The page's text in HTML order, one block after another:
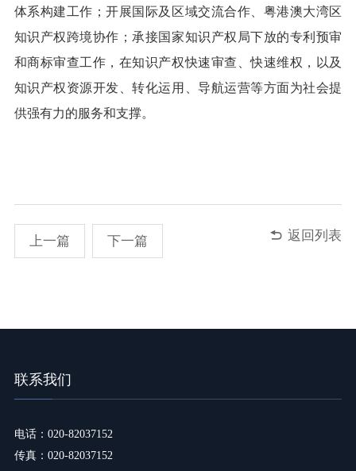
体系构建工作；开展国际及区域交流合作、粤港澳大湾区
知识产权跨境协作；承接国家知识产权局下放的专利预审
和商标审查工作，在知识产权快速审查、快速维权，以及
知识产权资源开发、转化运用、导航运营等方面为社会提
供强有力的服务和支撑。
上一篇 下一篇  返回列表
联系我们
电话：020-82037152
传真：020-82037152